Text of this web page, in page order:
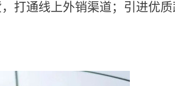
打通线上外销渠道；引进优